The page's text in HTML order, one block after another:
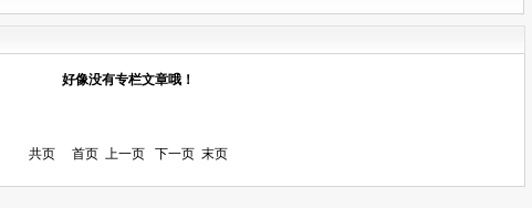
好像没有专栏文章哦！
共页首页上一页下一页末页